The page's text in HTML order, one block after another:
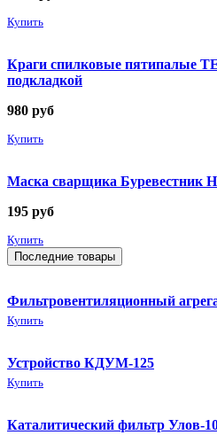
Купить
Краги спилковые пятипалые
подкладкой
980 руб
Купить
Маска сварщика Буревестник
195 руб
Купить
Последние товары
Фильтровентиляционный
Купить
Устройство КДУМ-125
Купить
Каталитический фильтр Улов-